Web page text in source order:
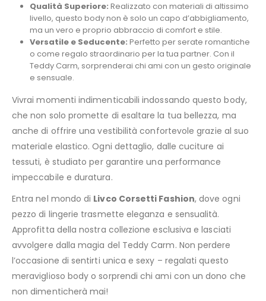
Qualità Superiore: Realizzato con materiali di altissimo
livello, questo body non è solo un capo d’abbigliamento,
ma un vero e proprio abbraccio di comfort e stile.
Versatile e Seducente: Perfetto per serate romantiche
o come regalo straordinario per la tua partner. Con il
Teddy Carm, sorprenderai chi ami con un gesto originale
e sensuale.
Vivrai momenti indimenticabili indossando questo body,
che non solo promette di esaltare la tua bellezza, ma
anche di offrire una vestibilità confortevole grazie al suo
materiale elastico. Ogni dettaglio, dalle cuciture ai
tessuti, è studiato per garantire una performance
impeccabile e duratura.
Entra nel mondo di Livco Corsetti Fashion, dove ogni
pezzo di lingerie trasmette eleganza e sensualità.
Approfitta della nostra collezione esclusiva e lasciati
avvolgere dalla magia del Teddy Carm. Non perdere
l’occasione di sentirti unica e sexy – regalati questo
meraviglioso body o sorprendi chi ami con un dono che
non dimenticherà mai!